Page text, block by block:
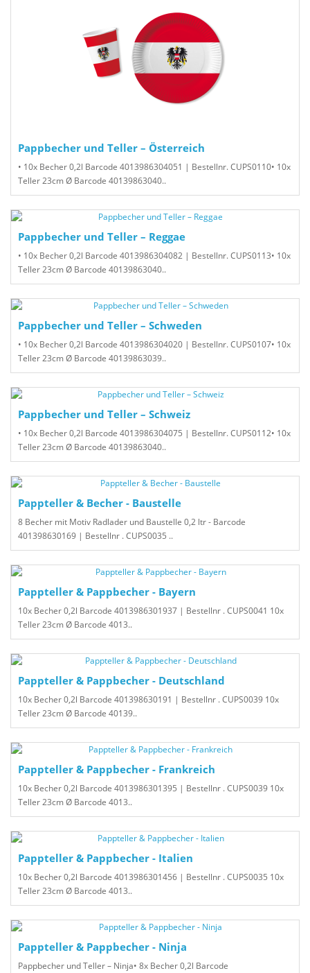
Pappbecher und Teller – Österreich
• 10x Becher 0,2l Barcode 4013986304051 | Bestellnr. CUPS0110• 10x
Teller 23cm Ø Barcode 40139863040..
Pappbecher und Teller – Reggae
• 10x Becher 0,2l Barcode 4013986304082 | Bestellnr. CUPS0113• 10x
Teller 23cm Ø Barcode 40139863040..
Pappbecher und Teller – Schweden
• 10x Becher 0,2l Barcode 4013986304020 | Bestellnr. CUPS0107• 10x
Teller 23cm Ø Barcode 40139863039..
Pappbecher und Teller – Schweiz
• 10x Becher 0,2l Barcode 4013986304075 | Bestellnr. CUPS0112• 10x
Teller 23cm Ø Barcode 40139863040..
Pappteller & Becher - Baustelle
8 Becher mit Motiv Radlader und Baustelle 0,2 ltr - Barcode
401398630169 | Bestellnr . CUPS0035 ..
Pappteller & Pappbecher - Bayern
10x Becher 0,2l Barcode 4013986301937 | Bestellnr . CUPS0041 10x
Teller 23cm Ø Barcode 4013..
Pappteller & Pappbecher - Deutschland
10x Becher 0,2l Barcode 401398630191 | Bestellnr . CUPS0039 10x
Teller 23cm Ø Barcode 40139..
Pappteller & Pappbecher - Frankreich
10x Becher 0,2l Barcode 4013986301395 | Bestellnr . CUPS0039 10x
Teller 23cm Ø Barcode 4013..
Pappteller & Pappbecher - Italien
10x Becher 0,2l Barcode 4013986301456 | Bestellnr . CUPS0035 10x
Teller 23cm Ø Barcode 4013..
Pappteller & Pappbecher - Ninja
Pappbecher und Teller – Ninja• 8x Becher 0,2l Barcode